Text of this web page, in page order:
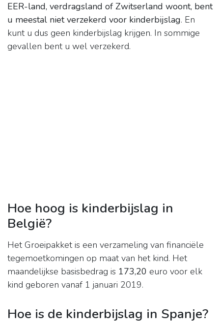
EER-land, verdragsland of Zwitserland woont, bent
u meestal niet verzekerd voor kinderbijslag. En
kunt u dus geen kinderbijslag krijgen. In sommige
gevallen bent u wel verzekerd.
Hoe hoog is kinderbijslag in
België?
Het Groeipakket is een verzameling van financiële
tegemoetkomingen op maat van het kind. Het
maandelijkse basisbedrag is 173,20 ​​​​​​​ euro voor elk
kind geboren vanaf 1 januari 2019.
Hoe is de kinderbijslag in Spanje?